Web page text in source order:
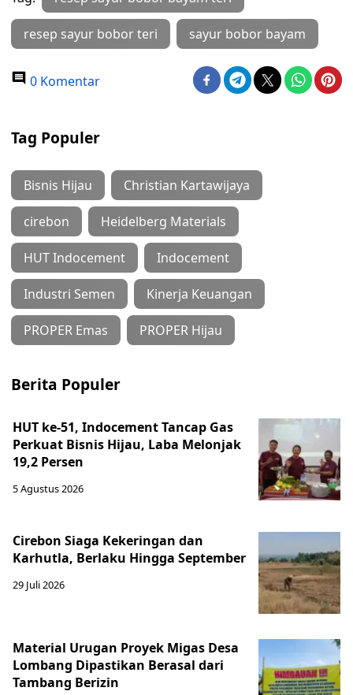
resep sayur bobor teri sayur bobor bayam
0 Komentar
Tag Populer
Bisnis Hijau Christian Kartawijaya
cirebon Heidelberg Materials
HUT Indocement Indocement
Industri Semen Kinerja Keuangan
PROPER Emas PROPER Hijau
Berita Populer
HUT ke-51, Indocement Tancap Gas
Perkuat Bisnis Hijau, Laba Melonjak
19,2 Persen
5 Agustus 2026
Cirebon Siaga Kekeringan dan
Karhutla, Berlaku Hingga September
29 Juli 2026
Material Urugan Proyek Migas Desa
Lombang Dipastikan Berasal dari
Tambang Berizin